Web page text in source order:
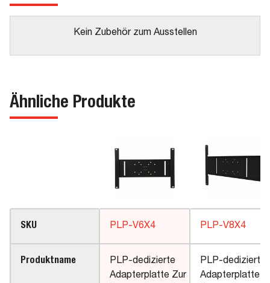
Kein Zubehör zum Ausstellen
Ähnliche Produkte
SKU PLP-V6X4 PLP-V8X4
Produktname
PLP-dedizierte
Adapterplatte Zur
PLP-dedizierte
Adapterplatte